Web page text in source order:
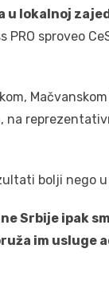
lokalnoj
sproveo
bolji nego
Srbije ipak
im usluge